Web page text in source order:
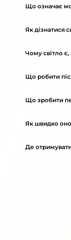
Що означає
Як дізнатися
Чому світло
Що робити
Що зробити
Як швидко
Де